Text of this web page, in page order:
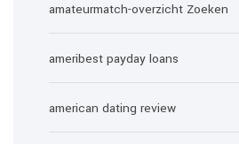
amateurmatch-overzicht Zoeken
ameribest payday loans
american dating review